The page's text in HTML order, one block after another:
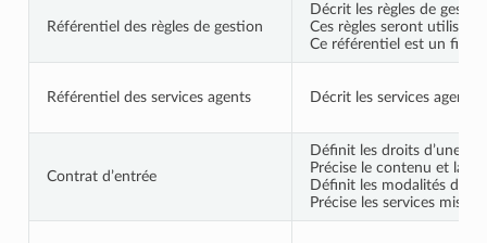
Référentiel des règles de gestion
Décrit les règles de
Ces règles seront
Ce référentiel est un
Référentiel des services agents Décrit les services agents
Contrat d’entrée
Définit les droits d’une
Précise le contenu et la
Définit les modalités de
Précise les services mis